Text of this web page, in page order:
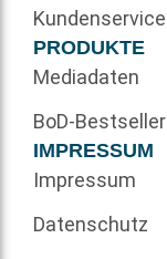
Kundenservice
PRODUKTE
Mediadaten
BoD-Bestseller
IMPRESSUM
Impressum
Datenschutz